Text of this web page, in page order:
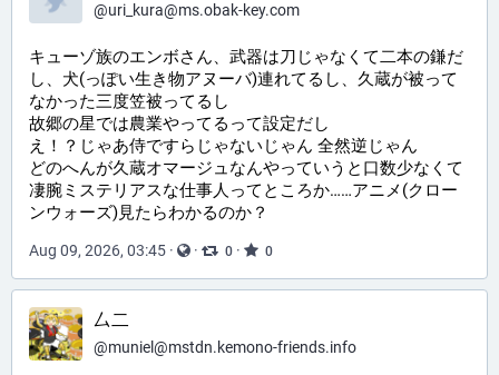
@uri_kura@ms.obak-key.com
キューゾ族のエンボさん、武器は刀じゃなくて二本の鎌だ
し、犬(っぽい生き物アヌーバ)連れてるし、久蔵が被って
なかった三度笠被ってるし
故郷の星では農業やってるって設定だし
え！？じゃあ侍ですらじゃないじゃん 全然逆じゃん
どのへんが久蔵オマージュなんやっていうと口数少なくて
凄腕ミステリアスな仕事人ってところか……アニメ(クロー
ンウォーズ)見たらわかるのか？
Aug 09, 2026, 03:45 · · 0 · 0
厶二
@muniel@mstdn.kemono-friends.info